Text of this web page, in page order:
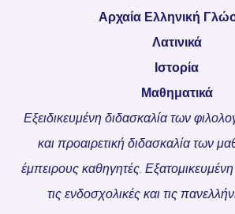
Αρχαία Ελληνική
Λατινικά
Ιστορία
Μαθηματικά
Εξειδικευμένη διδασκαλία των
και προαιρετική διδασκαλία των
έμπειρους καθηγητές.
τις ενδοσχολικές και τις